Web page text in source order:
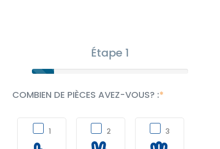
Étape 1
COMBIEN DE PIÈCES AVEZ-VOUS? :
1 2 3